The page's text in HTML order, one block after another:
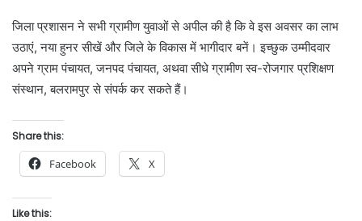
जिला प्रशासन ने सभी ग्रामीण युवाओं से अपील की है कि वे इस अवसर का लाभ
उठाएं, नया हुनर सीखें और जिले के विकास में भागीदार बनें। इच्छुक उम्मीदवार
अपने ग्राम पंचायत, जनपद पंचायत, अथवा सीधे ग्रामीण स्व-रोजगार प्रशिक्षण
संस्थान, बलरामपुर से संपर्क कर सकते हैं।
Share this:
Facebook X
Like this: